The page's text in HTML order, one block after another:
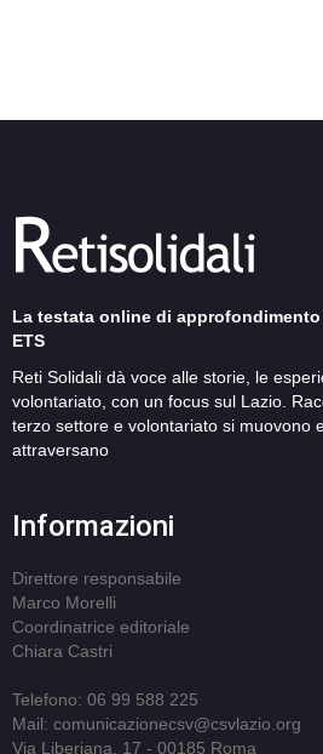
La testata online di
ETS
Reti Solidali dà voce alle storie, le
volontariato, con un focus sul Lazio.
terzo settore e volontariato si muovono
attraversano
Informazioni
Direttore responsabile
Marco Morelli
Coordinatrice editoriale
Chiara Castri
Telefono: 06 99 588 225
Mail: comunicazionecsv@csvlazio.org
Via Liberiana, 17 - 00185 Roma